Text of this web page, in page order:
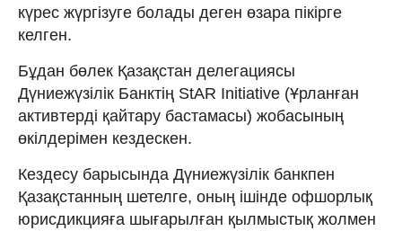
күрес жүргізуге болады деген өзара пікірге
келген.
Бұдан бөлек Қазақстан делегациясы
Дүниежүзілік Банктің StAR Initiative (Ұрланған
активтерді қайтару бастамасы) жобасының
өкілдерімен кездескен.
Кездесу барысында Дүниежүзілік банкпен
Қазақстанның шетелге, оның ішінде офшорлық
юрисдикцияға шығарылған қылмыстық жолмен